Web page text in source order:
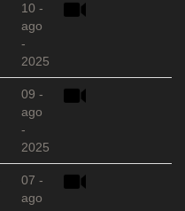
10 -
ago
-
2025
09 -
ago
-
2025
07 -
ago